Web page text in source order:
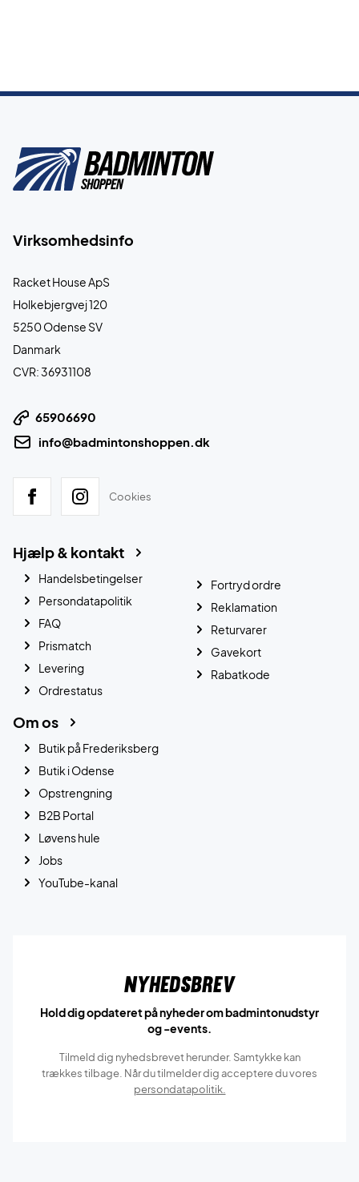
Virksomhedsinfo
Racket House ApS
Holkebjergvej 120
5250 Odense SV
Danmark
CVR: 36931108
65906690
info@badmintonshoppen.dk
Cookies
Hjælp & kontakt
Handelsbetingelser
Persondatapolitik
FAQ
Prismatch
Levering
Ordrestatus
Fortryd ordre
Reklamation
Returvarer
Gavekort
Rabatkode
Om os
Butik på Frederiksberg
Butik i Odense
Opstrengning
B2B Portal
Løvens hule
Jobs
YouTube-kanal
Nyhedsbrev
Hold dig opdateret på nyheder om badmintonudstyr
og -events.
Tilmeld dig nyhedsbrevet herunder. Samtykke kan
trækkes tilbage. Når du tilmelder dig acceptere du vores
persondatapolitik.